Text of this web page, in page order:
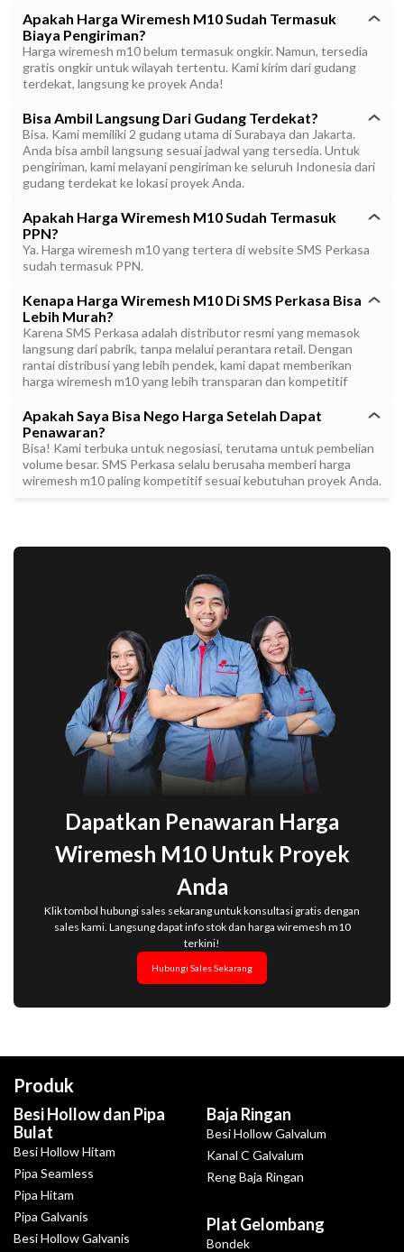
Apakah Harga Wiremesh M10 Sudah Termasuk
Biaya Pengiriman?
Harga wiremesh m10 belum termasuk ongkir. Namun, tersedia
gratis ongkir untuk wilayah tertentu. Kami kirim dari gudang
terdekat, langsung ke proyek Anda!
Bisa Ambil Langsung Dari Gudang Terdekat?
Bisa. Kami memiliki 2 gudang utama di Surabaya dan Jakarta.
Anda bisa ambil langsung sesuai jadwal yang tersedia. Untuk
pengiriman, kami melayani pengiriman ke seluruh Indonesia dari
gudang terdekat ke lokasi proyek Anda.
Apakah Harga Wiremesh M10 Sudah Termasuk
PPN?
Ya. Harga wiremesh m10 yang tertera di website SMS Perkasa
sudah termasuk PPN.
Kenapa Harga Wiremesh M10 Di SMS Perkasa Bisa
Lebih Murah?
Karena SMS Perkasa adalah distributor resmi yang memasok
langsung dari pabrik, tanpa melalui perantara retail. Dengan
rantai distribusi yang lebih pendek, kami dapat memberikan
harga wiremesh m10 yang lebih transparan dan kompetitif
Apakah Saya Bisa Nego Harga Setelah Dapat
Penawaran?
Bisa! Kami terbuka untuk negosiasi, terutama untuk pembelian
volume besar. SMS Perkasa selalu berusaha memberi harga
wiremesh m10 paling kompetitif sesuai kebutuhan proyek Anda.
Dapatkan Penawaran Harga
Wiremesh M10 Untuk Proyek
Anda
Klik tombol hubungi sales sekarang untuk konsultasi gratis dengan
sales kami. Langsung dapat info stok dan harga wiremesh m10
terkini!
Hubungi Sales Sekarang
Produk
Besi Hollow dan Pipa
Bulat
Besi Hollow Hitam
Pipa Seamless
Pipa Hitam
Pipa Galvanis
Besi Hollow Galvanis
Baja Ringan
Besi Hollow Galvalum
Kanal C Galvalum
Reng Baja Ringan
Plat Gelombang
Bondek